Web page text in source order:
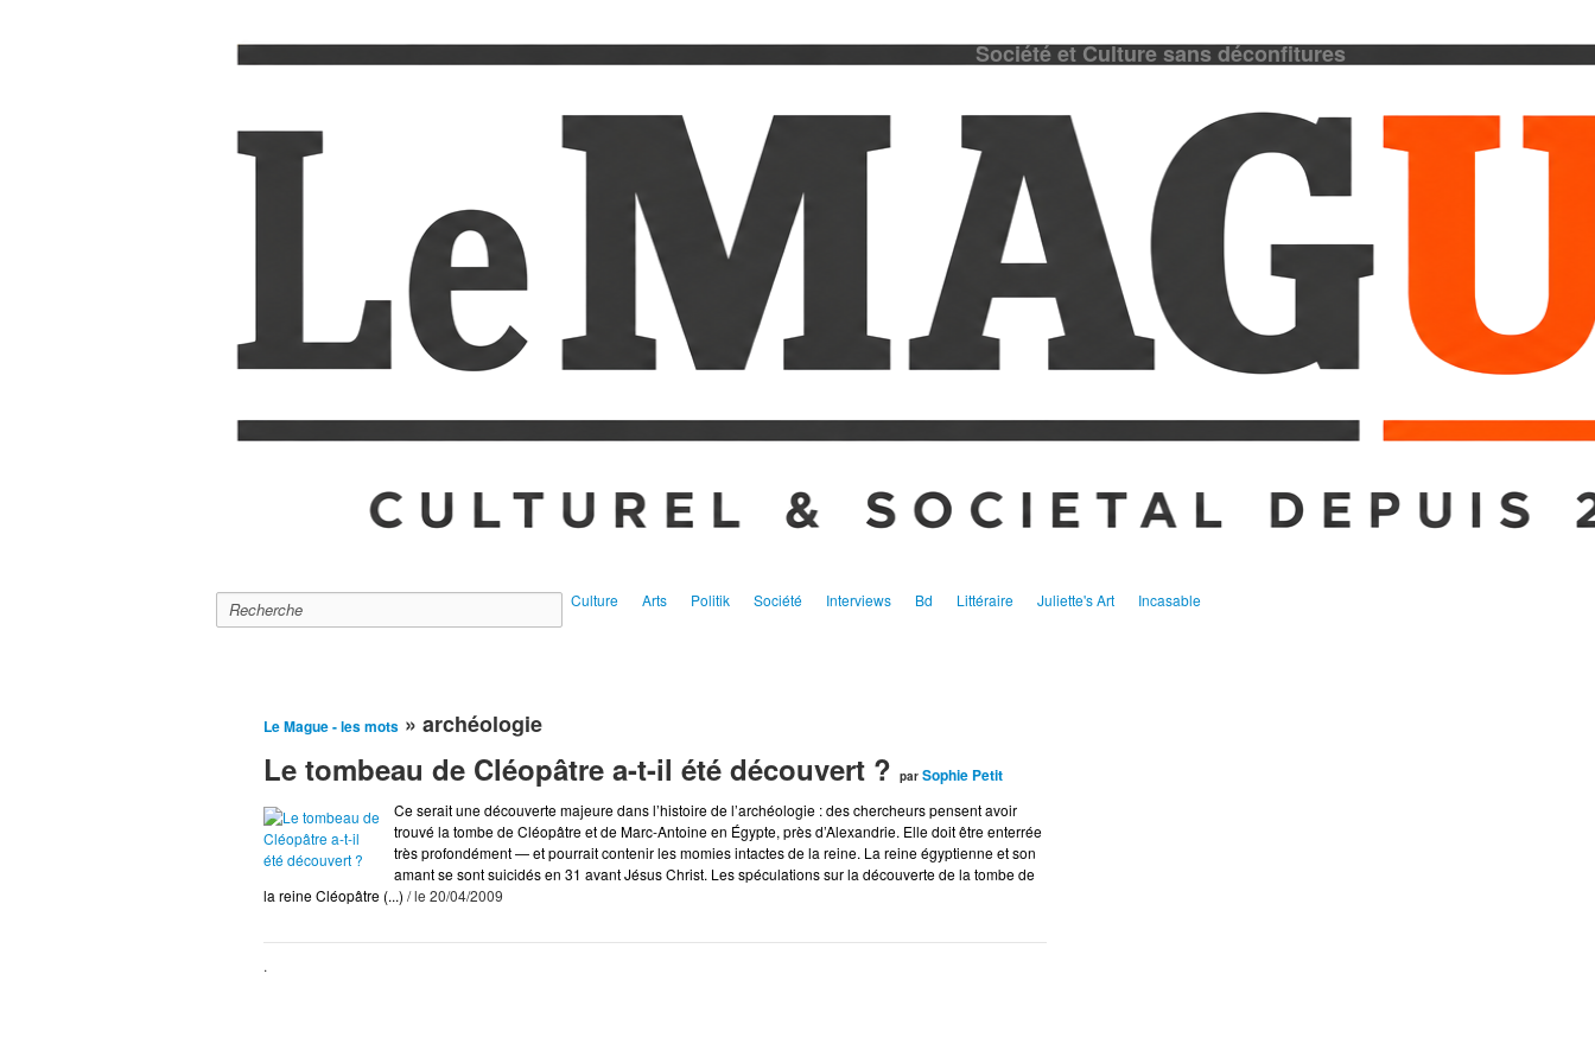
Société et Culture sans déconfitures
Le mague A la Une Editorial Culture Arts Politik Société Interviews Bd Littéraire Juliette's Art Incasable
Le Mague - les mots » archéologie
Le tombeau de Cléopâtre a-t-il été découvert ? par Sophie Petit
Ce serait une découverte majeure dans l’histoire de l’archéologie : des chercheurs pensent avoir
trouvé la tombe de Cléopâtre et de Marc-Antoine en Égypte, près d’Alexandrie. Elle doit être enterrée
très profondément — et pourrait contenir les momies intactes de la reine. La reine égyptienne et son
amant se sont suicidés en 31 avant Jésus Christ. Les spéculations sur la découverte de la tombe de
la reine Cléopâtre (...) / le 20/04/2009
.